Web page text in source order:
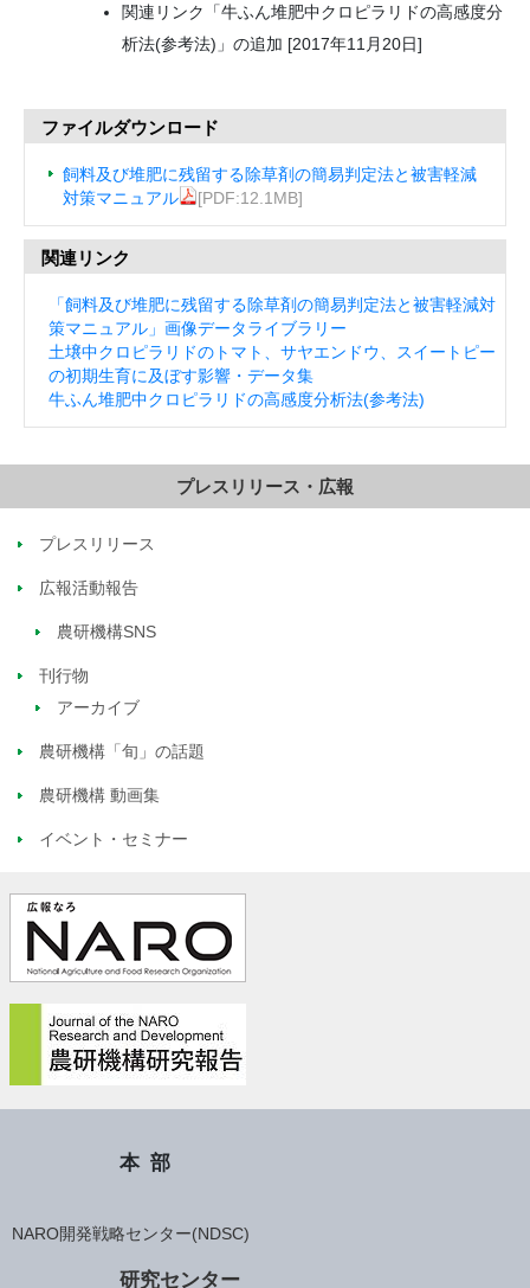
関連リンク「牛ふん堆肥中クロピラリドの高感度分
析法(参考法)」の追加 [2017年11月20日]
ファイルダウンロード
飼料及び堆肥に残留する除草剤の簡易判定法と被害軽減
対策マニュアル
[PDF:12.1MB]
関連リンク
「飼料及び堆肥に残留する除草剤の簡易判定法と被害軽減対
策マニュアル」画像データライブラリー
土壌中クロピラリドのトマト、サヤエンドウ、スイートピー
の初期生育に及ぼす影響・データ集
牛ふん堆肥中クロピラリドの高感度分析法(参考法)
プレスリリース・広報
プレスリリース
広報活動報告
農研機構SNS
刊行物
アーカイブ
農研機構「旬」の話題
農研機構 動画集
イベント・セミナー
本部
NARO開発戦略センター(NDSC)
研究センター